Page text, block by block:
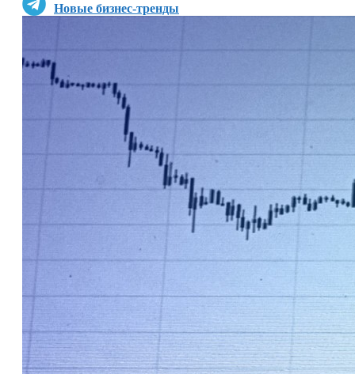
Новые бизнес-тренды